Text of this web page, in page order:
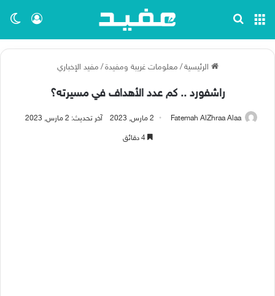
تسجيل القائمة
الرئيسية / معلومات غريبة ومفيدة / مفيد الإخباري
راشفورد .. كم عدد الأهداف في مسيرته؟
Fatemah AlZhraa Alaa 2 مارس, 2023 آخر تحديث: 2 مارس, 2023
4 دقائق